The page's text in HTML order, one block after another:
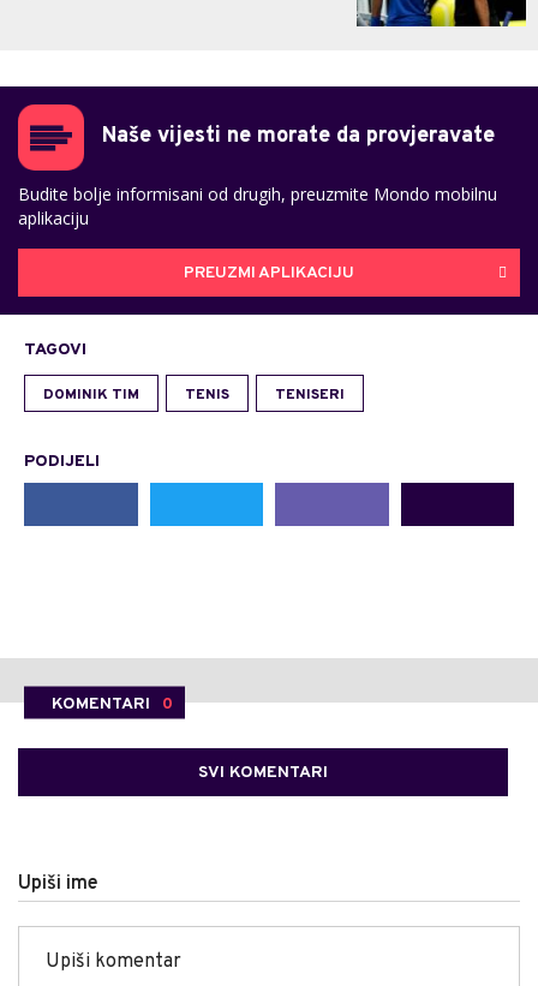
Naše vijesti ne morate da provjeravate
Budite bolje informisani od drugih, preuzmite Mondo mobilnu
aplikaciju
PREUZMI APLIKACIJU
TAGOVI
DOMINIK TIM TENIS TENISERI
PODIJELI
KOMENTARI 0
SVI KOMENTARI
Upiši ime